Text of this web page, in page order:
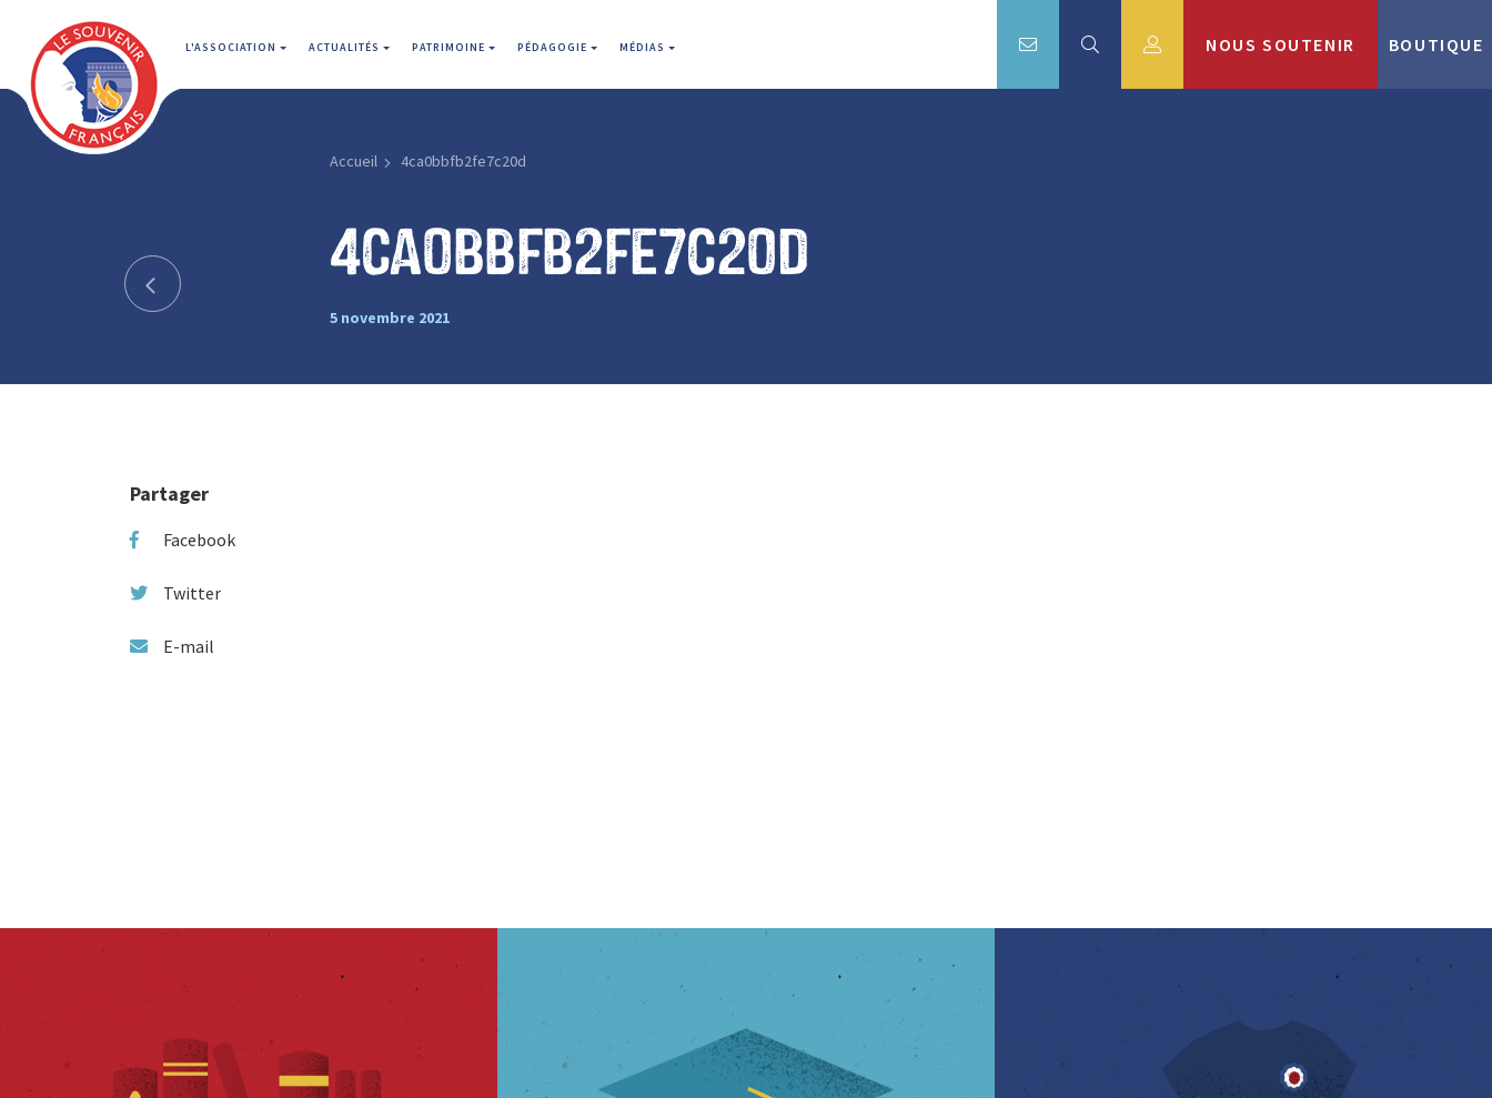
L'ASSOCIATION ACTUALITÉS PATRIMOINE PÉDAGOGIE MÉDIAS NOUS SOUTENIR BOUTIQUE
Accueil 4ca0bbfb2fe7c20d
4ca0bbfb2fe7c20d
5 novembre 2021
Partager
Facebook
Twitter
E-mail